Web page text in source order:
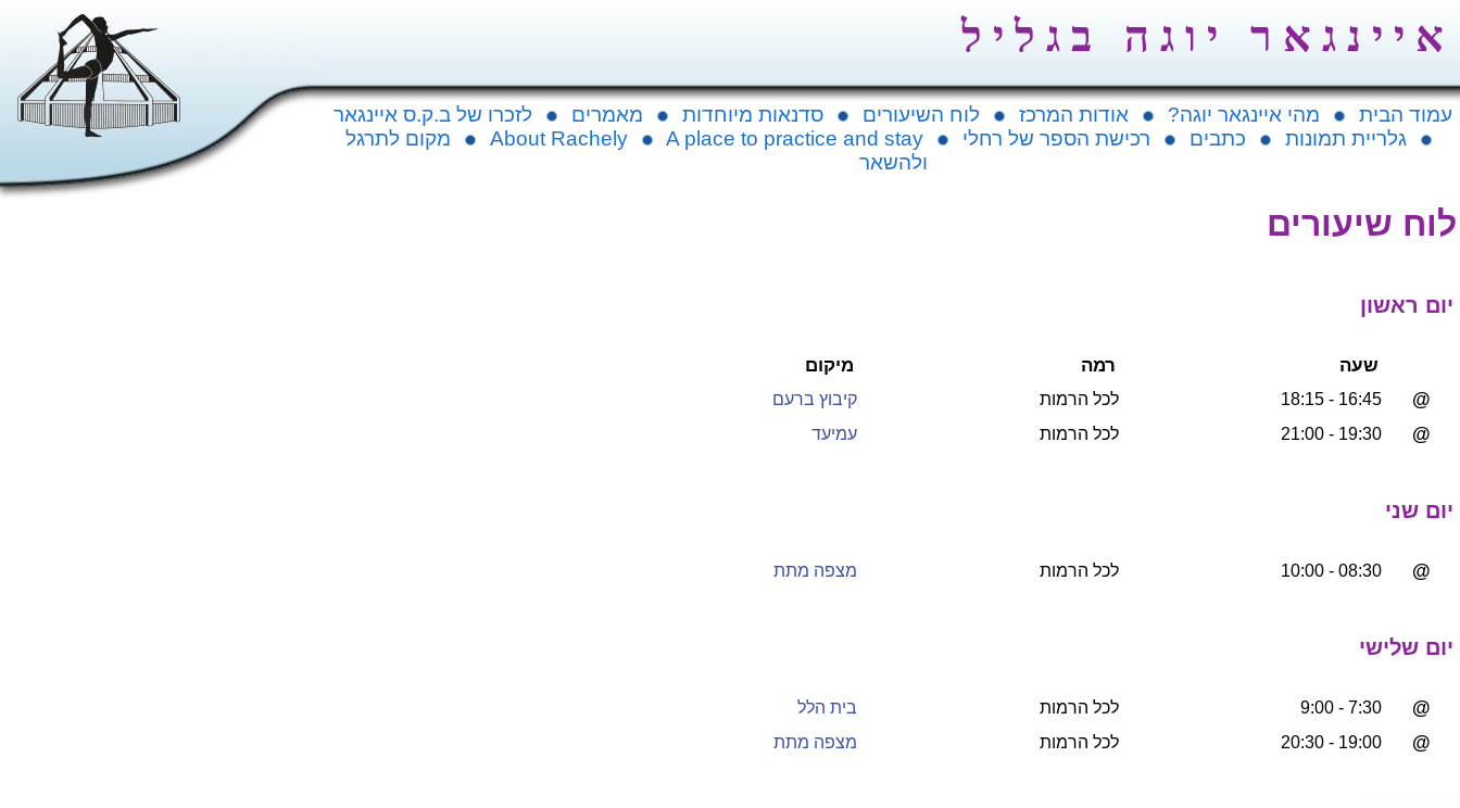
א י י נ ג א ר י ו ג ה ב ג ל י ל
עמוד הבית מהי איינגאר יוגה? אודות המרכז לוח השיעורים סדנאות מיוחדות מאמרים
לזכרו של ב.ק.ס איינגאר
גלריית תמונות
כתבים רכישת הספר של רחלי About Rachely A place to practice and stay
מקום לתרגל
ולהשאר
לוח שיעורים
יום ראשון
שעה רמה
מיקום
@
16:45 - 18:15 לכל הרמות קיבוץ ברעם
@
19:30 - 21:00 לכל הרמות עמיעד
יום שני
@
08:30 - 10:00 לכל הרמות מצפה מתת
יום שלישי
@
7:30 - 9:00 לכל הרמות בית הלל
@
19:00 - 20:30 לכל הרמות מצפה מתת